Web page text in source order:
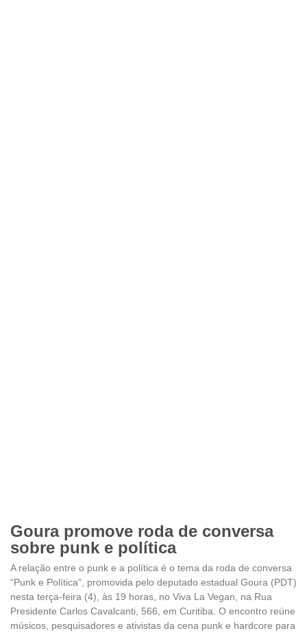
Goura promove roda de conversa
sobre punk e política
A relação entre o punk e a política é o tema da roda de conversa
“Punk e Política”, promovida pelo deputado estadual Goura (PDT)
nesta terça-feira (4), às 19 horas, no Viva La Vegan, na Rua
Presidente Carlos Cavalcanti, 566, em Curitiba. O encontro reúne
músicos, pesquisadores e ativistas da cena punk e hardcore para